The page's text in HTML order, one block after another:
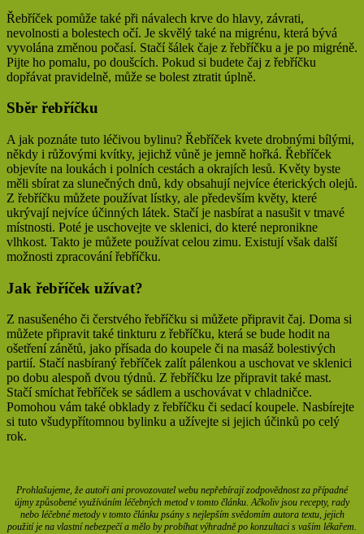
Řebříček pomůže také při návalech krve do hlavy, závrati,
nevolnosti a bolestech očí. Je skvělý také na migrénu, která bývá
vyvolána změnou počasí. Stačí šálek čaje z řebříčku a je po migréně.
Pijte ho pomalu, po doušcích. Pokud si budete čaj z řebříčku
dopřávat pravidelně, může se bolest ztratit úplně.
Sběr řebříčku
A jak poznáte tuto léčivou bylinu? Řebříček kvete drobnými bílými,
někdy i růžovými kvítky, jejichž vůně je jemně hořká. Řebříček
objevíte na loukách i polních cestách a okrajích lesů. Květy byste
měli sbírat za slunečných dnů, kdy obsahují nejvíce éterických olejů.
Z řebříčku můžete používat lístky, ale především květy, které
ukrývají nejvíce účinných látek. Stačí je nasbírat a nasušit v tmavé
místnosti. Poté je uschovejte ve sklenici, do které nepronikne
vlhkost. Takto je můžete používat celou zimu. Existují však další
možnosti zpracování řebříčku.
Jak řebříček užívat?
Z nasušeného či čerstvého řebříčku si můžete připravit čaj. Doma si
můžete připravit také tinkturu z řebříčku, která se bude hodit na
ošetření zánětů, jako přísada do koupele či na masáž bolestivých
partií. Stačí nasbíraný řebříček zalít pálenkou a uschovat ve sklenici
po dobu alespoň dvou týdnů. Z řebříčku lze připravit také mast.
Stačí smíchat řebříček se sádlem a uschovávat v chladničce.
Pomohou vám také obklady z řebříčku či sedací koupele. Nasbírejte
si tuto všudypřítomnou bylinku a užívejte si jejich účinků po celý
rok.
Prohlašujeme, že autoři ani provozovatel webu nepřebírají zodpovědnost za případné
újmy způsobené využíváním léčebných metod v tomto článku. Ačkoliv jsou recepty, rady
nebo léčebné metody v tomto článku psány s nejlepším svědomím autora textu, jejich
použití je na vlastní nebezpečí a mělo by probíhat výhradně po konzultaci s vaším lékařem.